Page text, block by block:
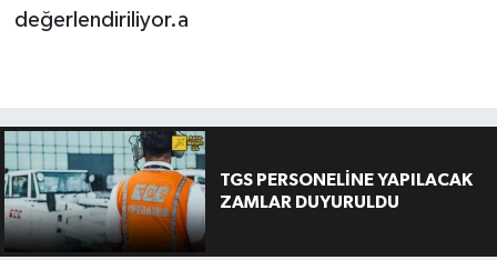
değerlendiriliyor.a
TGS PERSONELİNE YAPILACAK
ZAMLAR DUYURULDU